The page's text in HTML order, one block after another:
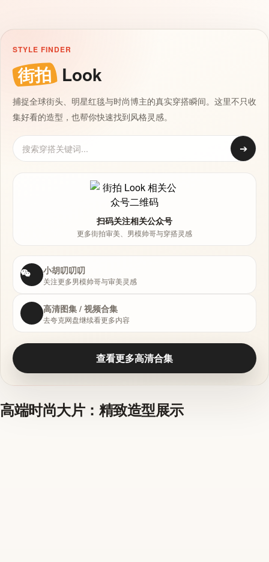
STYLE FINDER
街拍 Look
捕捉全球街头、明星红毯与时尚博主的真实穿搭瞬间。这里不只收
集好看的造型，也帮你快速找到风格灵感。
➔
扫码关注相关公众号
更多街拍审美、男模帅哥与穿搭灵感
小胡叨叨叨
关注更多男模帅哥与审美灵感
高清图集 / 视频合集
去夸克网盘继续看更多内容
查看更多高清合集
高端时尚大片：精致造型展示